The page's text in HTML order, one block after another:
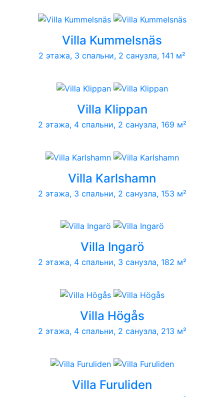
Villa Kummelsnäs
2 этажа, 3 спальни, 2 санузла, 141 м²
Villa Klippan
2 этажа, 4 спальни, 2 санузла, 169 м²
Villa Karlshamn
2 этажа, 3 спальни, 2 санузла, 153 м²
Villa Ingarö
2 этажа, 4 спальни, 3 санузла, 182 м²
Villa Högås
2 этажа, 4 спальни, 2 санузла, 213 м²
Villa Furuliden